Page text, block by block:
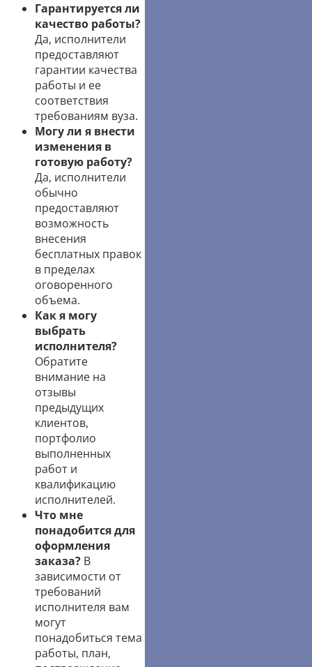
Гарантируется ли
качество работы?
Да, исполнители
предоставляют
гарантии качества
работы и ее
соответствия
требованиям вуза.
Могу ли я внести
изменения в
готовую работу?
Да, исполнители
обычно
предоставляют
возможность
внесения
бесплатных правок
в пределах
оговоренного
объема.
Как я могу
выбрать
исполнителя?
Обратите
внимание на
отзывы
предыдущих
клиентов,
портфолио
выполненных
работ и
квалификацию
исполнителей.
Что мне
понадобится для
оформления
заказа? В
зависимости от
требований
исполнителя вам
могут
понадобиться тема
работы, план,